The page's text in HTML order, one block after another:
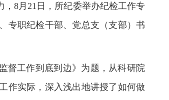
8月21日，所纪委举办纪检工作专
专职纪检干部、党总支（支部）书
督工作到底到边》为题，从科研院
作实际，深入浅出地讲授了如何做